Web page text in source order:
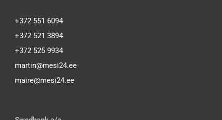
+372 551 6094
+372 521 3894
+372 525 9934
martin@mesi24.ee
maire@mesi24.ee